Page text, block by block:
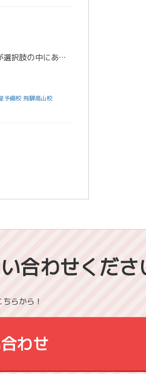
共通テストの試験形式はマーク式の選択テストです。必ず正答が選択肢の中にあるテストです。であれば不正答を排除できれば満点取れるのです。しかし巧妙に不正答が配置されていますから排除する時間がかかるものでもあります。さらに、今 […]
予備校 飛騨高山校
合わせくださ
らから！
わせ